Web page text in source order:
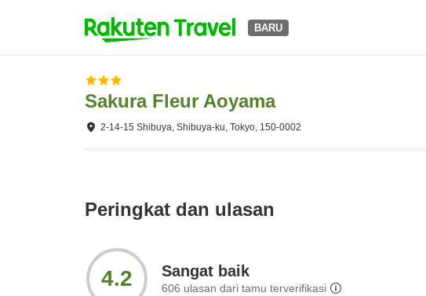
BARU
Sakura Fleur Aoyama
2-14-15 Shibuya, Shibuya-ku, Tokyo, 150-0002
Peringkat dan ulasan
4.2 Sangat baik
606 ulasan dari tamu terverifikasi